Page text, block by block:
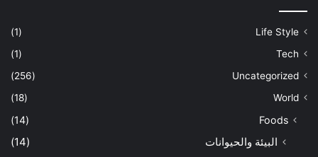
Life Style
(1)
Tech
(1)
Uncategorized
(256)
World
(18)
Foods
(14)
البيئة والحيوانات (14)